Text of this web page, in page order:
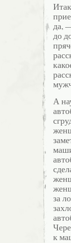
да,
до
А
за
к